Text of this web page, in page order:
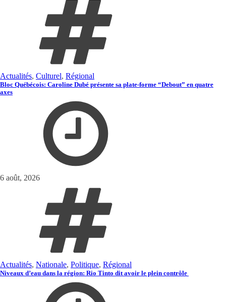
Actualités, Culturel, Régional
Bloc Québécois: Caroline Dubé présente sa plate-forme “Debout” en quatre
axes
6 août, 2026
Actualités, Nationale, Politique, Régional
Niveaux d’eau dans la région: Rio Tinto dit avoir le plein contrôle